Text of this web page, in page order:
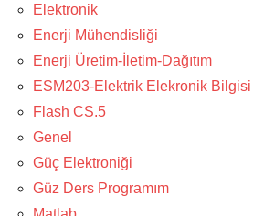
Elektronik
Enerji Mühendisliği
Enerji Üretim-İletim-Dağıtım
ESM203-Elektrik Elekronik Bilgisi
Flash CS.5
Genel
Güç Elektroniği
Güz Ders Programım